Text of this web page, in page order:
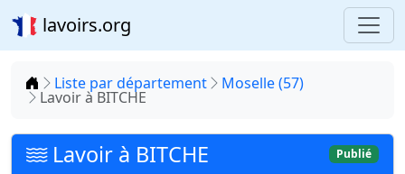
lavoirs.org
Accueil
Liste par département Moselle (57)
Lavoir à BITCHE
Lavoir à BITCHE Publié